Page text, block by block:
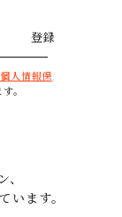
登録
個人情報保
。
います。